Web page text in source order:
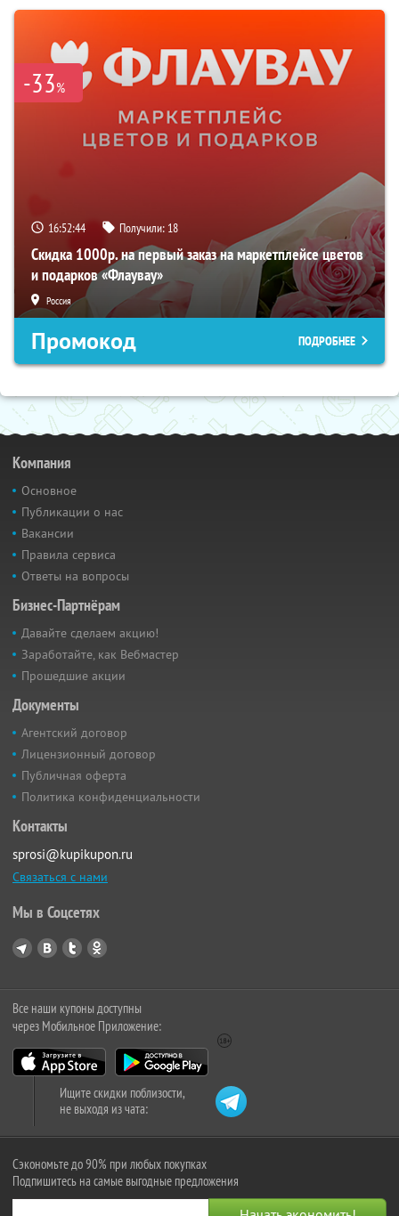
-33%
16:52:43 Получили: 18
Скидка 1000р. на первый заказ на маркетплейсе цветов
и подарков «Флаувау»
Россия
Промокод ПОДРОБНЕЕ
Компания
Основное
Публикации о нас
Вакансии
Правила сервиса
Ответы на вопросы
Бизнес-Партнёрам
Давайте сделаем акцию!
Заработайте, как Вебмастер
Прошедшие акции
Документы
Агентский договор
Лицензионный договор
Публичная оферта
Политика конфиденциальности
Контакты
sprosi@kupikupon.ru
Связаться с нами
Мы в Соцсетях
Все наши купоны доступны
через Мобильное Приложение:
Ищите скидки поблизости,
не выходя из чата:
Сэкономьте до 90% при любых покупках
Подпишитесь на самые выгодные предложения